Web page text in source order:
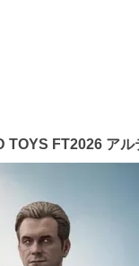
FT2026 ア